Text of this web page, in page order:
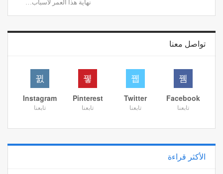
نهاية هذا العمر لأسباب…
تواصل معنا
Facebook
تابعنا
Twitter
تابعنا
Pinterest
تابعنا
Instagram
تابعنا
الأكثر قراءة